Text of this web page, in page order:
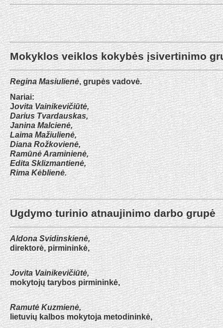
Mokyklos veiklos kokybės įsivertinimo
Regina Masiulienė, grupės vadovė.
Nariai:
Jovita Vainikevičiūtė,
Darius Tvardauskas,
Janina Malcienė,
Laima Mažiulienė,
Diana Rožkovienė,
Ramūnė Araminienė,
Edita Sklizmantienė,
Rima Kėblienė.
Ugdymo turinio atnaujinimo darbo grupė
Aldona Svidinskienė,
direktorė, pirmininkė,
Jovita Vainikevičiūtė,
mokytojų tarybos pirmininkė,
Ramutė Kuzmienė,
lietuvių kalbos mokytoja metodininkė,